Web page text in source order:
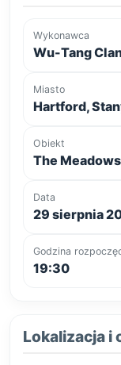
Wykonawca
Wu-Tang
Miasto
Hartford,
Obiekt
The
Data
29 sierpnia
Godzina
19:30
Lokalizacja i